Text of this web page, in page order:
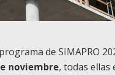
de SIMAPRO
noviembre, todas ellas